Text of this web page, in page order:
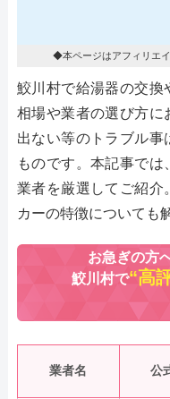
◆本ページはアフィリエ
鮫川村で給湯器の交換
相場や業者の選び方に
出ない等のトラブル事
ものです。本記事で
業者を厳選してご紹介
カーの特徴についても
お急ぎの方
鮫川村で“高
業者名 公